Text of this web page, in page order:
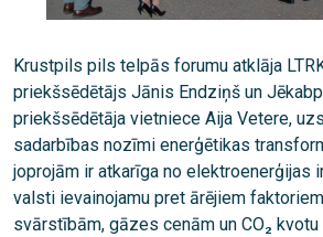
Krustpils pils telpās forumu atklāja
priekšsēdētājs Jānis Endziņš un
priekšsēdētāja vietniece Aija Vetere,
sadarbības nozīmi enerģētikas
joprojām ir atkarīga no elektroenerģijas
valsti ievainojamu pret ārējiem
svārstībām, gāzes cenām un CO₂